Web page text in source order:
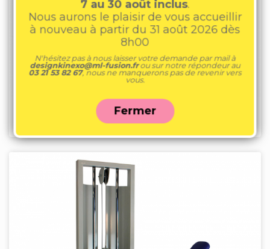
Table électrique 2 plans proclive | KIN 10
7 au 30 août inclus.
Nous aurons le plaisir de vous accueillir
à nouveau à partir du 31 août 2026 dès
8h00
N'hésitez pas à nous laisser votre demande par mail à
designkinexo@ml-fusion.frou sur notre répondeur au
03 21 53 82 67, nous ne manquerons pas de revenir vers
vous.
Fermer